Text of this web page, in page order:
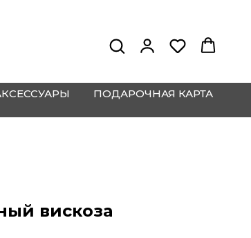
ПОДАРОЧНАЯ КАРТА
вискоза